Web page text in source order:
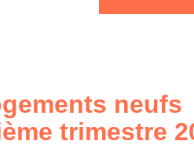
neufs
trimestre